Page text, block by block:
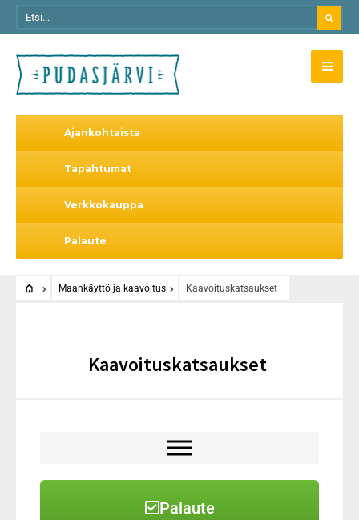
Ajankohtaista
Tapahtumat
Verkkokauppa
Palaute
Maankäyttö ja kaavoitus Kaavoituskatsaukset
Kaavoituskatsaukset
Palaute